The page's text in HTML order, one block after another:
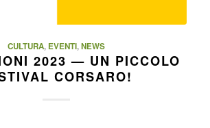
CULTURA, EVENTI,NEWS
2023 — UN PICCOLO
CORSARO!